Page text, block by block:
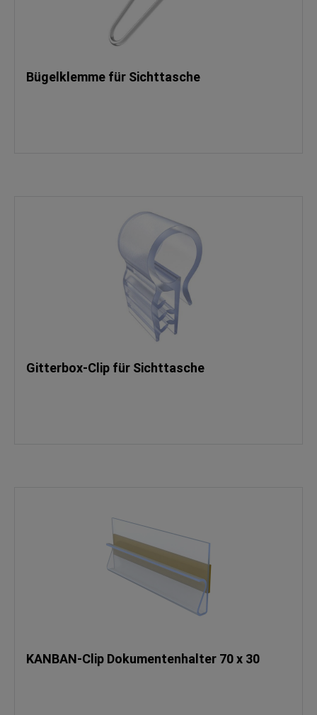
Bügelklemme für Sichttasche
Gitterbox-Clip für Sichttasche
KANBAN-Clip Dokumentenhalter 70 x 30